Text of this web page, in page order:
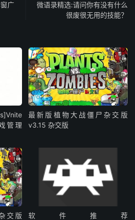
广
微语录精选:请问你有没有什么
很废很无用的技能？
管理
最新版植物大战僵尸杂交版
v3.15 杂交版
交版
软件推荐